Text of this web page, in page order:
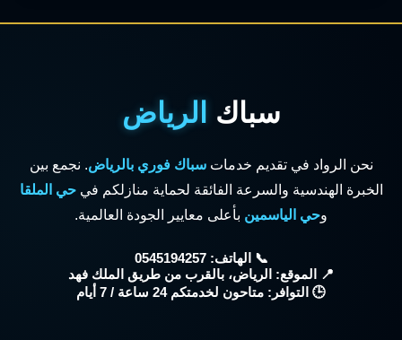
سباك الرياض
نحن الرواد في تقديم خدماتسباك فوري بالرياض. نجمع بين
الخبرة الهندسية والسرعة الفائقة لحماية منازلكم فيحي الملقا
وحي الياسمين بأعلى معايير الجودة العالمية.
📞 الهاتف: 0545194257
📍 الموقع: الرياض، بالقرب من طريق الملك فهد
🕒 التوافر: متاحون لخدمتكم 24 ساعة / 7 أيام